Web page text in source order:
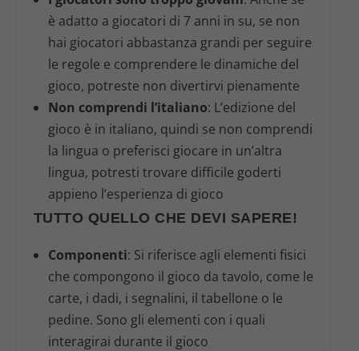
è adatto a giocatori di 7 anni in su, se non
hai giocatori abbastanza grandi per seguire
le regole e comprendere le dinamiche del
gioco, potreste non divertirvi pienamente
Non comprendi l’italiano: L’edizione del
gioco è in italiano, quindi se non comprendi
la lingua o preferisci giocare in un’altra
lingua, potresti trovare difficile goderti
appieno l’esperienza di gioco
TUTTO QUELLO CHE DEVI SAPERE!
Componenti: Si riferisce agli elementi fisici
che compongono il gioco da tavolo, come le
carte, i dadi, i segnalini, il tabellone o le
pedine. Sono gli elementi con i quali
interagirai durante il gioco